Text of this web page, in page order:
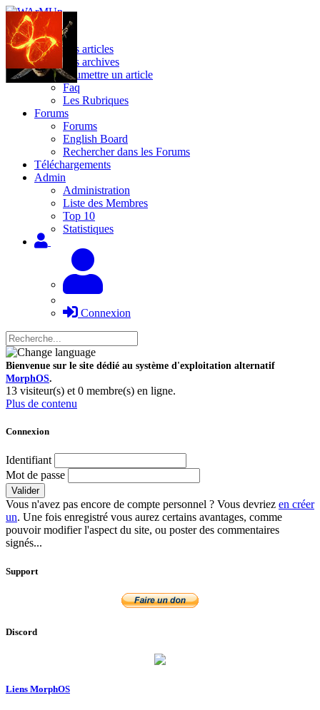
Site
Les articles
Les archives
Soumettre un article
Faq
Les Rubriques
Forums
Forums
English Board
Rechercher dans les Forums
Téléchargements
Admin
Administration
Liste des Membres
Top 10
Statistiques
Connexion
Bienvenue sur le site dédié au système d'exploitation alternatif
MorphOS.
13 visiteur(s) et 0 membre(s) en ligne.
Plus de contenu
Connexion
Identifiant
Mot de passe
Valider
Vous n'avez pas encore de compte personnel ? Vous devriez en créer
un. Une fois enregistré vous aurez certains avantages, comme
pouvoir modifier l'aspect du site, ou poster des commentaires
signés...
Support
Discord
Liens MorphOS